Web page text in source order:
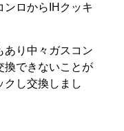
ンロからIHクッキ
あり中々ガスコン
換できないことが
クし交換しまし